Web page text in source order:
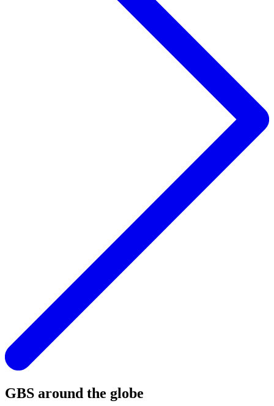
GBS around the globe